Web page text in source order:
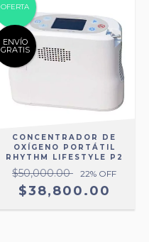
OFERTA
ENVÍO
GRATIS
CONCENTRADOR DE
OXÍGENO PORTÁTIL
RHYTHM LIFESTYLE P2
$50,000.00 22% OFF
$38,800.00